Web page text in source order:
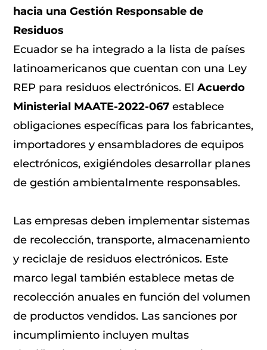
hacia una Gestión Responsable de
Residuos
Ecuador se ha integrado a la lista de países
latinoamericanos que cuentan con una Ley
REP para residuos electrónicos. ElAcuerdo
Ministerial MAATE-2022-067 establece
obligaciones específicas para los fabricantes,
importadores y ensambladores de equipos
electrónicos, exigiéndoles desarrollar planes
de gestión ambientalmente responsables.
Las empresas deben implementar sistemas
de recolección, transporte, almacenamiento
y reciclaje de residuos electrónicos. Este
marco legal también establece metas de
recolección anuales en función del volumen
de productos vendidos. Las sanciones por
incumplimiento incluyen multas